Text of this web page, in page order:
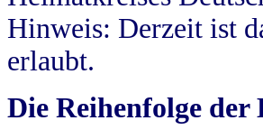
Hinweis: Derzeit ist
erlaubt.
Die Reihenfolge der